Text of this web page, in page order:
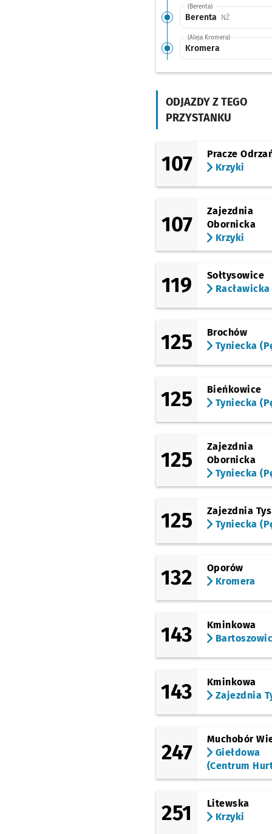
(Berenta)
Berenta NŻPrzystanek
(Aleja Kromera)
Kromera
(Wyszyńskiego)
(Wyszyńskiego)
Katedra
(Muzeum Narodowe)
(Oławska)
Poczta Główna
Skwer Krasińskiego
(Podwale)
Bastion Sakwowy
Renoma
Arkady (Capitol)
(Krucza)
Pl. Hirszfelda
(Krucza)
Krucza (Mielecka)
(Inżynierska)
(Hallera)
Aleja Pracy NŻ
(Grabiszyńska)
(Grabiszyńska)
Grabiszyńska
Solskiego
Wiejska
(Aleja Piastów)
Kadłubka NŻPrzystanek
Stanki NŻPrzystanek na
(Aleja Piastów)
Bukowskiego NŻ
(Racławicka)
Racławicka NŻ
(Racławicka)
Rymarska
ODJAZDY Z TEGO
PRZYSTANKU
107
Pracze
Krzyki
107
Zajezdnia
Obornicka
Krzyki
119
Sołtysowice
Racławicka
125
Brochów
Tyniecka
125
Bieńkowice
Tyniecka
125
Zajezdnia
Obornicka
Tyniecka
125
Zajezdnia
Tyniecka
132
Oporów
Kromera
143
Kminkowa
143
Kminkowa
Zajezdnia
247
Muchobór
Giełdowa
(Centrum
251
Litewska
Krzyki